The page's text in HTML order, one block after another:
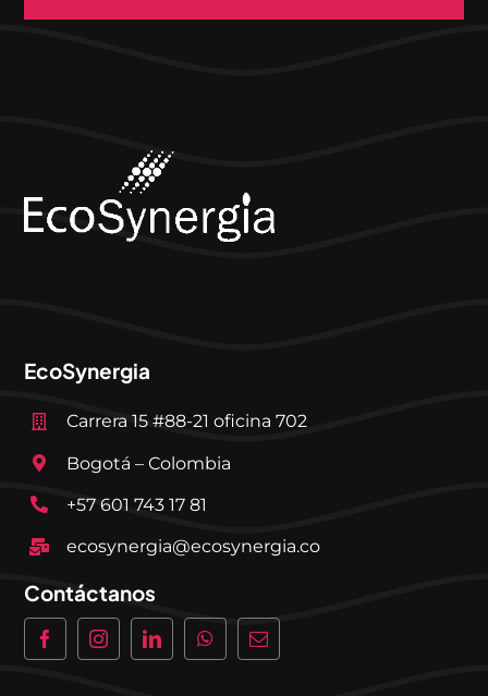
EcoSynergia
Carrera 15 #88-21 oficina 702
Bogotá – Colombia
+57 601 743 17 81
ecosynergia@ecosynergia.co
Contáctanos